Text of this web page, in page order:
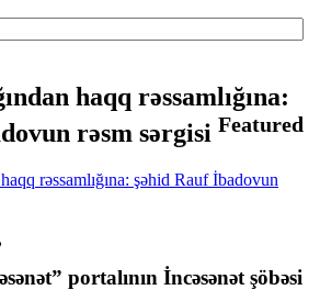
haqq rəssamlığına:
rəsm sərgisi Featured
portalının İncəsənət şöbəsi